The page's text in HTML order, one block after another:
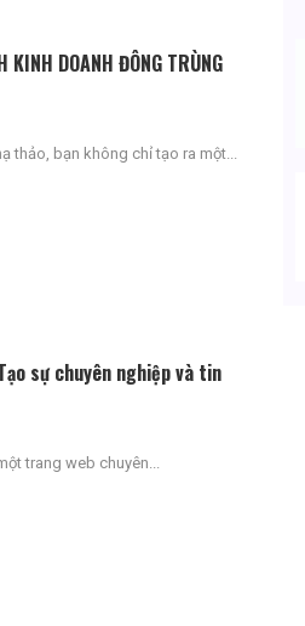
KINH DOANH ĐÔNG TRÙNG
thảo, bạn không chỉ tạo ra một...
sự chuyên nghiệp và tin
trang web chuyên...